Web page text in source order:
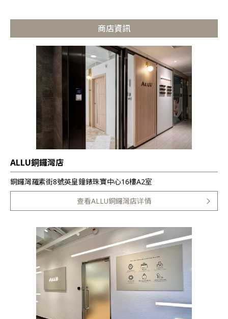
商店資訊
ALLU銅鑼灣店
銅鑼灣羅素街8號英皇鐘錶珠寶中心16樓A2室
查看ALLU銅鑼灣店详情